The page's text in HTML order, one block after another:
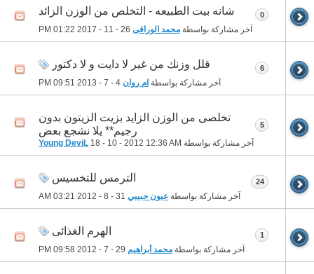
شانه بيت الطبيعه - التخلص من الوزن الزائد
آخر مشاركة بواسطة محمد الوراقى 01:22 PM
0
قلل وزنك من غير لا دايت و لا دكتور
آخر مشاركة بواسطة ام روان 09:51 PM
6
تخلصى من الوزن الزايد بزيت الزيتون بدون
رجيم** يلا نشجع بعض
آخر مشاركة بواسطة Young DeviL 18 - 10 - 2012 12:36 AM
5
الترمس للتخسيس
آخر مشاركة بواسطة عيون حبيبي 03:21 AM
24
الهرم الغذائى
آخر مشاركة بواسطة محمد أبراهيم 09:58 PM
1